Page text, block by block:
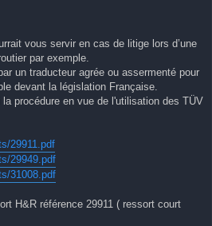
vous servir en cas de litige lors d’une
par exemple.
un traducteur agrée ou assermenté pour
devant la législation Française.
procédure en vue de l'utilisation des TÜV
29911.pdf
29949.pdf
31008.pdf
H&R référence 29911 ( ressort court